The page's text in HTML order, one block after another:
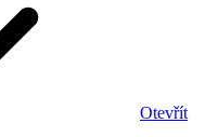
Otevřít